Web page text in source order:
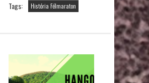
Tags: História Félmaraton